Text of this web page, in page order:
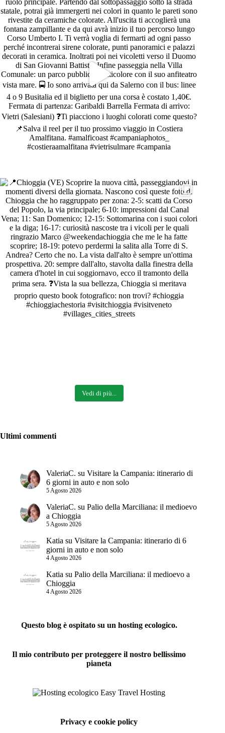
Vedi di più...
Ultimi commenti
ValeriaC. su Visitare la Campania: itinerario di
6 giorni in auto e non solo
5 Agosto 2026
ValeriaC. su Palio della Marciliana: il medioevo
a Chioggia
5 Agosto 2026
Katia su Visitare la Campania: itinerario di 6
giorni in auto e non solo
4 Agosto 2026
Katia su Palio della Marciliana: il medioevo a
Chioggia
4 Agosto 2026
Questo blog è ospitato su un hosting ecologico.
Il mio contributo per proteggere il nostro bellissimo
pianeta
Privacy e cookie policy